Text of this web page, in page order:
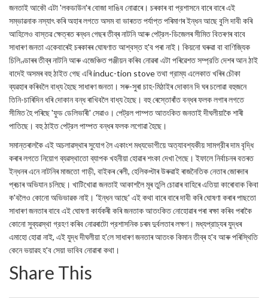
জনতাই আকৌ এটা 'লকডাউন'ৰ বোজা দাঙিব নোৱাৰে। চৰকাৰ বা প্রশাসনে বাৰে বাৰে এই
সম্ভাৱনাক নস্যাৎ কৰি অহাৰ লগতে অসম বা ভাৰতত পর্যাপ্ত পৰিমাণৰ ইন্ধন আছে বুলি দাবী কৰি
আহিলেও বাস্তৱ ক্ষেত্ৰত ৰন্ধন গেছৰ তীব্ৰ নাটনি আৰু পেট্রল-ডিজেলৰ সীমিত বিতৰণৰ বাবে
সাধাৰণ জনতা একেবাৰেই চৰকাৰৰ ঘোষণাত আশ্বস্ত হ'ব পৰা নাই। কিয়নো ঘৰুৱা বা বাণিজ্যিক
চিলিণ্ডাৰৰ তীব্ৰ নাটনি আৰু এজেঞ্চিত পঞ্জীয়ন কৰিব নোৱৰা এটা পৰিৱেশত সম্প্রতি দেশৰ আন ঠাই
বাদেই অসমৰ বহু ঠাইত গেছ এৰি induc-tion stove তথা গ্রাম্য এলেকাত খৰিৰ চৌকা
ব্যৱহাৰ কৰিবলৈ বাধ্য হৈছে সাধাৰণ জনতা। সৰু-সুৰা চাহ-মিঠাইৰ দোকান দি ঘৰ চলোৱা বহুজনে
তিনি-চাৰিদিন ধৰি দোকান বন্ধ ৰাখিবলৈ বাধ্য হৈছে। বহু ৰেস্তোৰাঁত বন্ধৰ ফলক লগাৰ লগতে
সীমিত হৈ পৰিছে 'ফুড ডেলিভাৰী' সেৱাও। পেট্রল পাম্পত আতংকিত জনতাই দীঘলীয়াকৈ শাৰী
পাতিছে। বহু ঠাইত পেট্রল পাম্পত বন্ধৰ ফলক লগোৱা হৈছে।
সমান্তৰালকৈ এই অচলাৱস্থাৰ সুযোগ লৈ একাংশ মধ্যভোগীয়ে অত্যাবশ্যকীয় সামগ্রীৰ দাম বৃদ্ধি
কৰাৰ লগতে নিয়োগ ব্যৱস্থাতো ব্যাপক খহনীয়া হোৱাৰ শংকা দেখা গৈছে। ইফালে নিৰ্বাচনৰ বতৰত
ইন্ধনৰ এনে নাটনিৰ মাজতো গাড়ী, বাইকৰ ৰেলী, হেলিকপ্টাৰ উৰুৱাই ৰাজনৈতিক নেতাৰ জোৰদাৰ
প্ৰচাৰ অভিযান চলিছে। খাটিখোৱা জনতাই আকাশলৈ মূৰ তুলি চোৱাৰ বাহিৰে এতিয়া কাৰোবাক কিবা
ক'বলৈও কোনো অভিভাৱক নাই। 'ইন্ধন আছে' এই কথা বাৰে বাৰে দাবী কৰি ঘোষণা কৰাৰ পাছতো
সাধাৰণ জনতাৰ বাবে এই ঘোষণা কাৰ্যকৰী কৰি জনতাক আতংকিত নোহোৱাৰ পৰা ৰক্ষা কৰিব পৰাকৈ
কোনো সুব্যৱস্থা গ্রহণ কৰিব নোৱৰাটো প্রশাসনিক চৰম দুৰ্বলতাৰ লক্ষণ। মধ্যপ্রাচ্যৰ যুদ্ধৰ
এমাহো হোৱা নাই, এই যুদ্ধ দীঘলীয়া হ'লে সাধাৰণ জনতাৰ আতংক কিমান তীব্ৰ হ'ব আৰু পৰিস্থিতি
কেনে ভয়াৱহ হ'ব সেয়া ভাবিব নোৱাৰা কথা।
Share This